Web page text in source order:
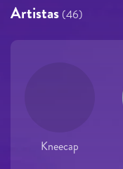
Artistas (46)
Kneecap